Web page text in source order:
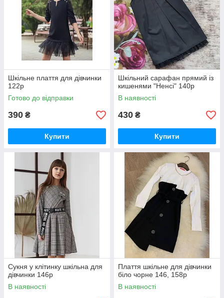
Шкільне плаття для дівчинки
122р
Готово до відправки
390 ₴
Купити
Шкільний сарафан прямий із
кишенями "Ненсі" 140р
В наявності
430 ₴
Купити
Сукня у клiтинку шкільна для
дівчинки 146р
В наявності
Плаття шкільне для дівчинки
біло чорне 146, 158р
В наявності